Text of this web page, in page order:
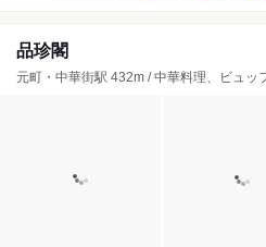
品珍閣
元町・中華街駅 432m / 中華料理、ビュッ